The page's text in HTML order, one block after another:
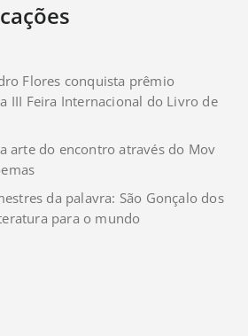
Flores conquista prêmio
III Feira Internacional do Livro de
arte do encontro através do Mov
da palavra: São Gonçalo dos
para o mundo